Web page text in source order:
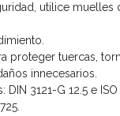
utilice muelles
proteger tuercas,
innecesarios.
3121-G 12.5 e ISO